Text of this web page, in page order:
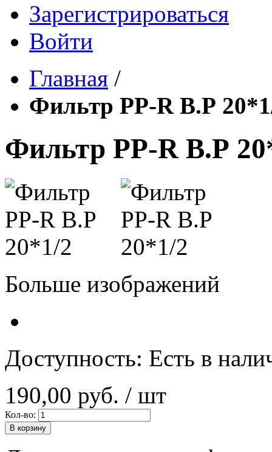
Зарегистрироваться
Войти
Главная /
Фильтр PP-R В.Р
Фильтр PP-R В.Р
Больше изображений
Доступность: Есть в
190,00 руб. / шт
Кол-во:
В корзину